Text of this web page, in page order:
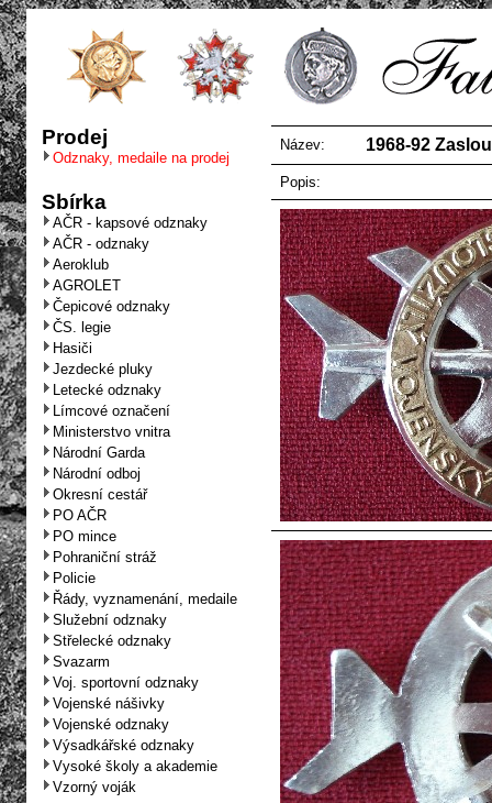
Prodej
Odznaky, medaile na prodej
Sbírka
AČR - kapsové odznaky
AČR - odznaky
Aeroklub
AGROLET
Čepicové odznaky
ČS. legie
Hasiči
Jezdecké pluky
Letecké odznaky
Límcové označení
Ministerstvo vnitra
Národní Garda
Národní odboj
Okresní cestář
PO AČR
PO mince
Pohraniční stráž
Policie
Řády, vyznamenání, medaile
Služební odznaky
Střelecké odznaky
Svazarm
Voj. sportovní odznaky
Vojenské nášivky
Vojenské odznaky
Výsadkářské odznaky
Vysoké školy a akademie
Vzorný voják
Název: 1968-92
Popis: